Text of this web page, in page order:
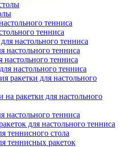
тенниса
настольного тенниса
настольного тенниса
настольного тенниса
ракетки для настольного
на ракетки для настольного
настольного тенниса
для настольного тенниса
теннисного стола
теннисных ракеток